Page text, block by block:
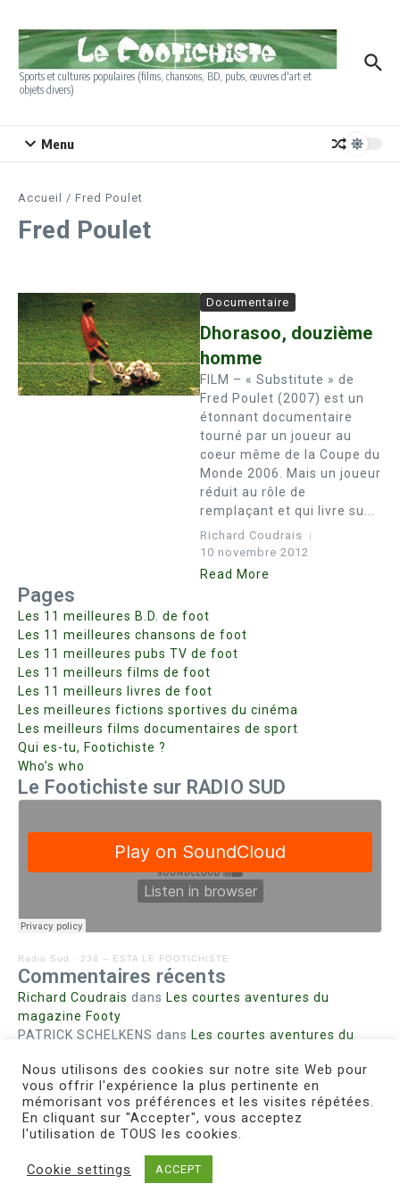
Sports et cultures populaires (films, chansons, BD, pubs, œuvres d'art et
objets divers)
Menu
Accueil / Fred Poulet
Fred Poulet
Documentaire
Dhorasoo, douzième
homme
FILM – « Substitute » de
Fred Poulet (2007) est un
étonnant documentaire
tourné par un joueur au
coeur même de la Coupe du
Monde 2006. Mais un joueur
réduit au rôle de
remplaçant et qui livre su...
Richard Coudrais
10 novembre 2012
Read More
Pages
Les 11 meilleures B.D. de foot
Les 11 meilleures chansons de foot
Les 11 meilleures pubs TV de foot
Les 11 meilleurs films de foot
Les 11 meilleurs livres de foot
Les meilleures fictions sportives du cinéma
Les meilleurs films documentaires de sport
Qui es-tu, Footichiste ?
Who’s who
Le Footichiste sur RADIO SUD
Radio Sud · 234 – ESTA LE FOOTICHISTE
Commentaires récents
Richard Coudrais dans Les courtes aventures du
magazine Footy
PATRICK SCHELKENS dans Les courtes aventures du
Bohn fabiennedans Intrigues sanglantes à Mulhouse
Steph. RUTA dansLust for Nice
MIRMANDdansPieds agiles et champignons
Copyright © 2026 Le Footichiste | Réalisé par
Nous utilisons des cookies sur notre site Web pour
vous offrir l'expérience la plus pertinente en
mémorisant vos préférences et les visites répétées.
En cliquant sur "Accepter", vous acceptez
l'utilisation de TOUS les cookies.
Cookie settings ACCEPT